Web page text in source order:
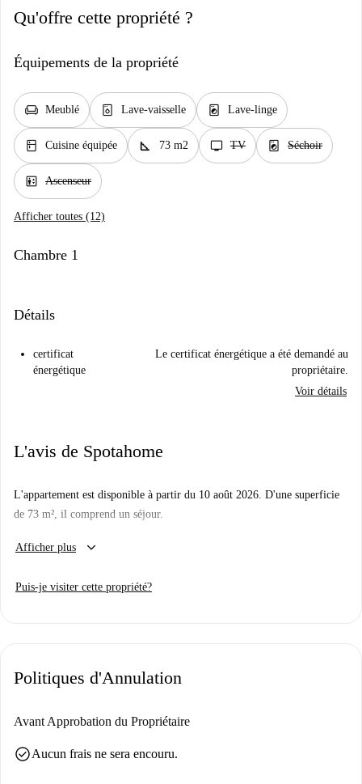
Qu'offre cette propriété ?
Équipements de la propriété
chair Meublé dishwasher_gen Lave-vaisselle local_laundry_service Lave-linge
kitchen Cuisine équipée square_foot 73 m2 tv TV local_laundry_service Séchoir
elevator Ascenseur
Afficher toutes (12)
Chambre 1
Détails
certificat
énergétique
Le certificat énergétique a été demandé au
propriétaire.
Voir détails
L'avis de Spotahome
L'appartement est disponible à partir du 10 août 2026. D'une superficie
de 73 m², il comprend un séjour.
Les charges de copropriété sont incluses dans le loyer mensuel. Un
Erforderliche Unterlagen:
Finanzielle Garantien
[ITA]
Afficher plus keyboard_arrow_down
Puis-je visiter cette propriété?
Politiques d'Annulation
Avant Approbation du Propriétaire
check_circleAucun frais ne sera encouru.